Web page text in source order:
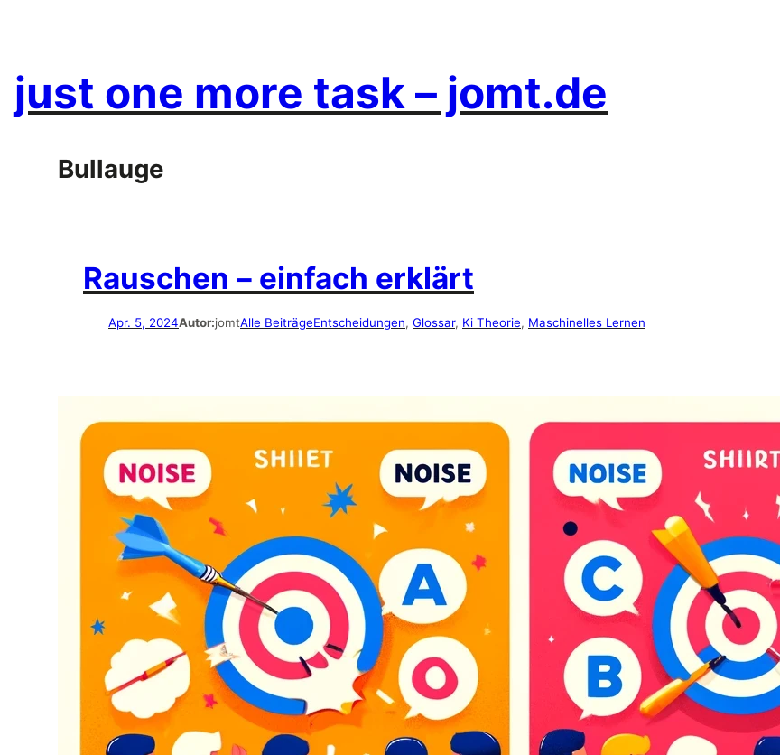
just one more task – jomt.de
Bullauge
Rauschen – einfach erklärt
Apr. 5, 2024Autor:jomtAlle BeiträgeEntscheidungen, Glossar, Ki Theorie, Maschinelles Lernen